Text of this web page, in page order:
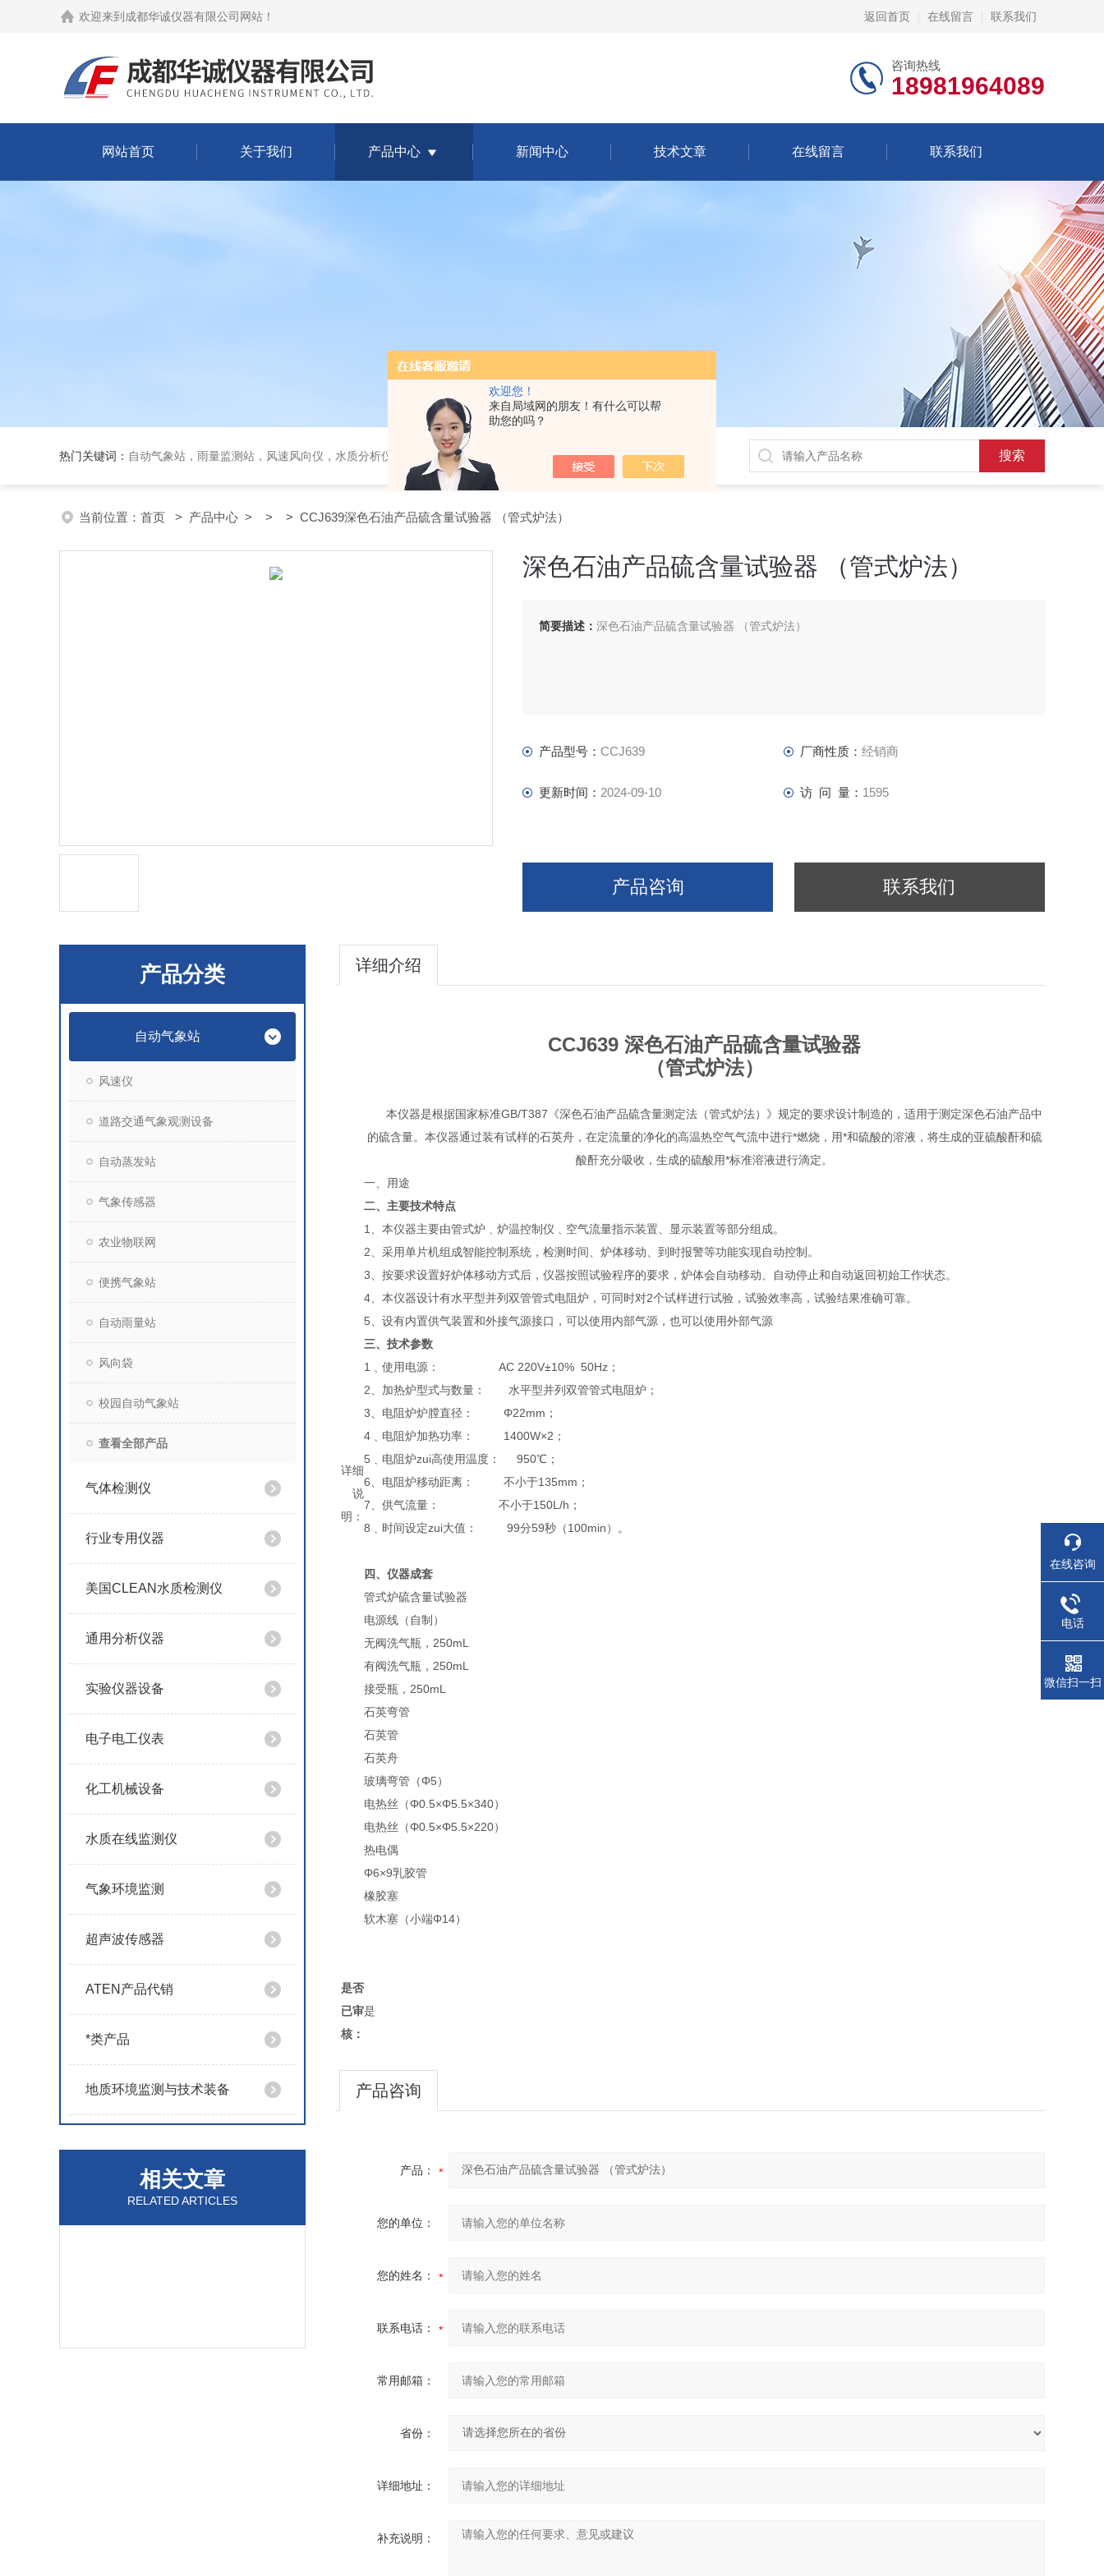
欢迎您！
来自局域网的朋友！有什么可以帮
助您的吗？
欢迎来到 成都华诚仪器有限公司网站 ！ 返回首页 在线留言 联系我们
咨询热线
18981964089
网站首页 关于我们 产品中心 新闻中心 技术文章 在线留言 联系我们
热门关键词： 自动气象站，雨量监测站，风速风向仪，水质分析仪，气体分析报警器，
当前位置： 首页 > 产品中心 > > > CCJ639深色石油产品硫含量试验器 （管式炉法）
深色石油产品硫含量试验器 （管式炉法）
简要描述： 深色石油产品硫含量试验器 （管式炉法）
产品型号： CCJ639 厂商性质： 经销商
更新时间： 2024-09-10 访 问 量： 1595
产品咨询 联系我们
产品分类
自动气象站
风速仪
道路交通气象观测设备
自动蒸发站
气象传感器
农业物联网
便携气象站
自动雨量站
风向袋
校园自动气象站
查看全部产品
气体检测仪
行业专用仪器
美国CLEAN水质检测仪
通用分析仪器
实验仪器设备
电子电工仪表
化工机械设备
水质在线监测仪
气象环境监测
超声波传感器
ATEN产品代销
*类产品
地质环境监测与技术装备
相关文章
RELATED ARTICLES
详细介绍
详细
说
明：
CCJ639 深色石油产品硫含量试验器
（管式炉法）
本仪器是根据国家标准GB/T387《深色石油产品硫含量测定法（管式炉法）》规定的要求设计制造的，适用于测定深色石油产品中
的硫含量。本仪器通过装有试样的石英舟，在定流量的净化的高温热空气气流中进行*燃烧，用*和硫酸的溶液，将生成的亚硫酸酐和硫
酸酐充分吸收，生成的硫酸用*标准溶液进行滴定。
一、用途
二、主要技术特点
1、本仪器主要由管式炉﹑炉温控制仪﹑空气流量指示装置、显示装置等部分组成。
2、采用单片机组成智能控制系统，检测时间、炉体移动、到时报警等功能实现自动控制。
3、按要求设置好炉体移动方式后，仪器按照试验程序的要求，炉体会自动移动、自动停止和自动返回初始工作状态。
4、本仪器设计有水平型并列双管管式电阻炉，可同时对2个试样进行试验，试验效率高，试验结果准确可靠。
5、设有内置供气装置和外接气源接口，可以使用内部气源，也可以使用外部气源
三、技术参数
1﹑使用电源： AC 220V±10% 50Hz；
2、加热炉型式与数量： 水平型并列双管管式电阻炉；
3、电阻炉炉膛直径： Φ22mm；
4﹑电阻炉加热功率： 1400W×2；
5﹑电阻炉zui高使用温度： 950℃；
6、电阻炉移动距离： 不小于135mm；
7、供气流量： 不小于150L/h；
8﹑时间设定zui大值： 99分59秒（100min）。
四、仪器成套
管式炉硫含量试验器
电源线（自制）
无阀洗气瓶，250mL
有阀洗气瓶，250mL
接受瓶，250mL
石英弯管
石英管
石英舟
玻璃弯管（Φ5）
电热丝（Φ0.5×Φ5.5×340）
电热丝（Φ0.5×Φ5.5×220）
热电偶
Φ6×9乳胶管
橡胶塞
软木塞（小端Φ14）
是否
已审
核：
是
产品咨询
产品：
您的单位：
您的姓名：
联系电话：
常用邮箱：
省份：
详细地址：
补充说明：
在线咨询
电话
微信扫一扫